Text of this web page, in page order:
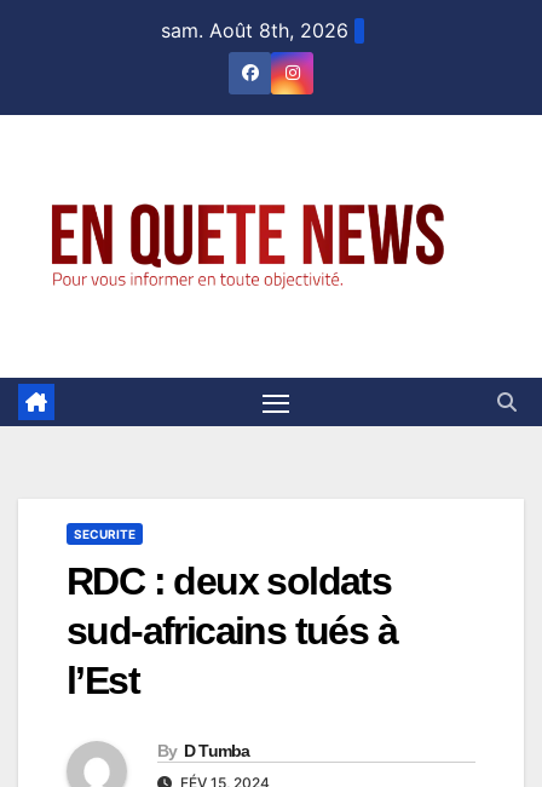
sam. Août 8th, 2026
SECURITE
RDC : deux soldats
sud-africains tués à
l’Est
By D Tumba
FÉV 15, 2024